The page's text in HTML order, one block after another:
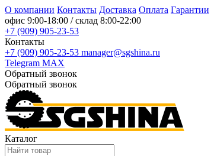
О компании Контакты Доставка Оплата Гарантии
офис 9:00-18:00 / склад 8:00-22:00
+7 (909) 905-23-53
Контакты
+7 (909) 905-23-53 manager@sgshina.ru
Telegram MAX
Обратный звонок
Обратный звонок
Каталог